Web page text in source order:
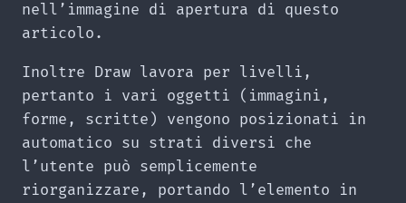
nell’immagine di apertura di questo
articolo.
Inoltre Draw lavora per livelli,
pertanto i vari oggetti (immagini,
forme, scritte) vengono posizionati in
automatico su strati diversi che
l’utente può semplicemente
riorganizzare, portando l’elemento in